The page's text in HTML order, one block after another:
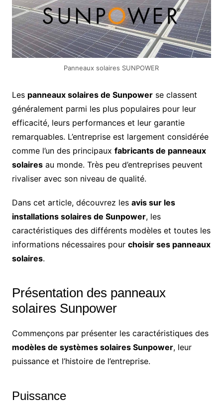
Panneaux solaires SUNPOWER
Les panneaux solaires de Sunpowerse classent
généralement parmi les plus populaires pour leur
efficacité, leurs performances et leur garantie
remarquables. L’entreprise est largement considérée
comme l’un des principaux fabricants de panneaux
solairesau monde. Très peu d’entreprises peuvent
rivaliser avec son niveau de qualité.
Dans cet article, découvrez les avis sur les
installations solaires de Sunpower, les
caractéristiques des différents modèles et toutes les
informations nécessaires pour choisir ses panneaux
solaires.
Présentation des panneaux
solaires Sunpower
Commençons par présenter les caractéristiques des
modèles de systèmes solaires Sunpower, leur
puissance et l’histoire de l’entreprise.
Puissance